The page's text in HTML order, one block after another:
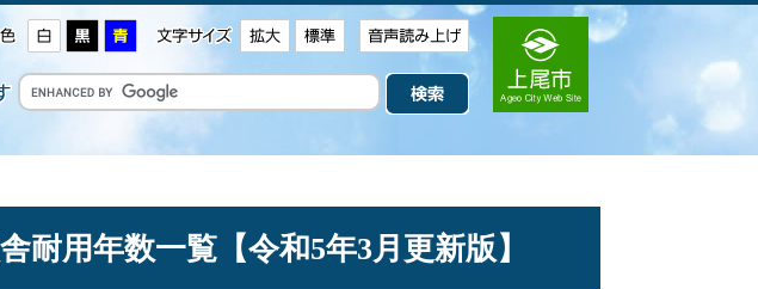
耐用年数一覧【令和5年3月更新版】